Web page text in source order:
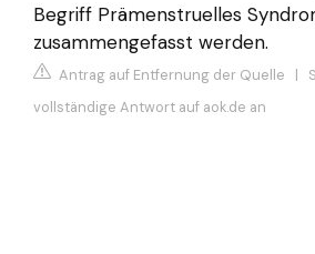
Begriff Prämenstruelles
zusammengefasst werden.
Antrag auf Entfernung der Quelle |
vollständige Antwort auf aok.de an